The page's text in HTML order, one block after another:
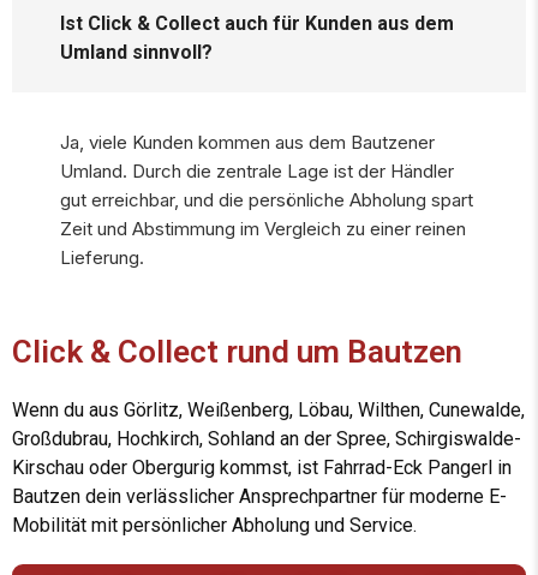
Ist Click & Collect auch für Kunden aus dem
Umland sinnvoll?
Ja, viele Kunden kommen aus dem Bautzener
Umland. Durch die zentrale Lage ist der Händler
gut erreichbar, und die persönliche Abholung spart
Zeit und Abstimmung im Vergleich zu einer reinen
Lieferung.
Click & Collect rund um Bautzen
Wenn du aus Görlitz, Weißenberg, Löbau, Wilthen, Cunewalde,
Großdubrau, Hochkirch, Sohland an der Spree, Schirgiswalde-
Kirschau oder Obergurig kommst, ist Fahrrad-Eck Pangerl in
Bautzen dein verlässlicher Ansprechpartner für moderne E-
Mobilität mit persönlicher Abholung und Service.